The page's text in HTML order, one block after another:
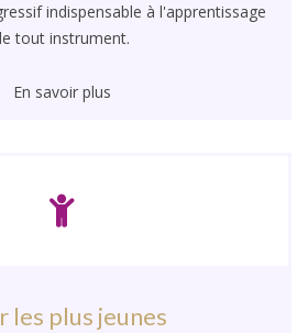
indispensable à l'apprentissage
tout instrument.
En savoir plus
les plus jeunes